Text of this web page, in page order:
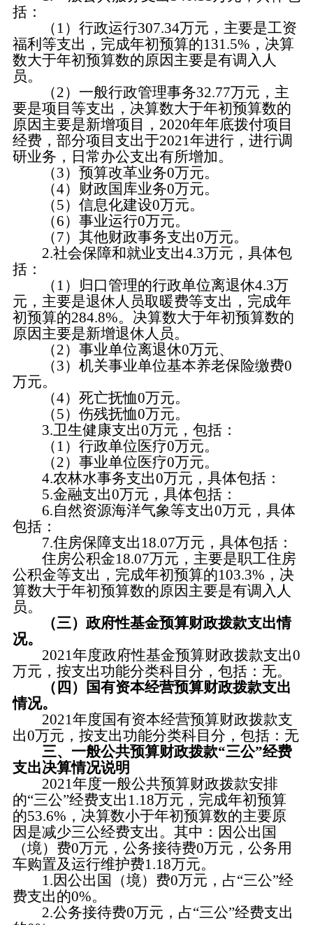
括：
（1）行政运行307.34万元，主要是工资
福利等支出，完成年初预算的131.5%，决算
数大于年初预算数的原因主要是有调入人
员。
（2）一般行政管理事务32.77万元，主
要是项目等支出，决算数大于年初预算数的
原因主要是新增项目，2020年年底拨付项目
经费，部分项目支出于2021年进行，进行调
研业务，日常办公支出有所增加。
（3）预算改革业务0万元。
（4）财政国库业务0万元。
（5）信息化建设0万元。
（6）事业运行0万元。
（7）其他财政事务支出0万元。
2.社会保障和就业支出4.3万元，具体包
括：
（1）归口管理的行政单位离退休4.3万
元，主要是退休人员取暖费等支出，完成年
初预算的284.8%。决算数大于年初预算数的
原因主要是新增退休人员。
（2）事业单位离退休0万元、
（3）机关事业单位基本养老保险缴费0
万元。
（4）死亡抚恤0万元。
（5）伤残抚恤0万元。
3.卫生健康支出0万元，包括：
（1）行政单位医疗0万元。
（2）事业单位医疗0万元。
4.农林水事务支出0万元，具体包括：
5.金融支出0万元，具体包括：
6.自然资源海洋气象等支出0万元，具体
包括：
7.住房保障支出18.07万元，具体包括：
住房公积金18.07万元，主要是职工住房
公积金等支出，完成年初预算的103.3%，决
算数大于年初预算数的原因主要是有调入人
员。
（三）政府性基金预算财政拨款支出情
况。
2021年度政府性基金预算财政拨款支出0
万元，按支出功能分类科目分，包括：无。
（四）国有资本经营预算财政拨款支出
情况。
2021年度国有资本经营预算财政拨款支
出0万元，按支出功能分类科目分，包括：无
三、一般公共预算财政拨款“三公”经费
支出决算情况说明
2021年度一般公共预算财政拨款安排
的“三公”经费支出1.18万元，完成年初预算
的53.6%，决算数小于年初预算数的主要原
因是减少三公经费支出。其中：因公出国
（境）费0万元，公务接待费0万元，公务用
车购置及运行维护费1.18万元。
1.因公出国（境）费0万元，占“三公”经
费支出的0%。
2.公务接待费0万元，占“三公”经费支出